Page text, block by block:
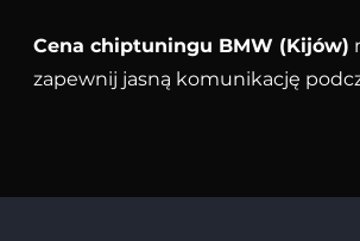
Cena chiptuningu BMW (Kijów)
zapewnij jasną komunikację